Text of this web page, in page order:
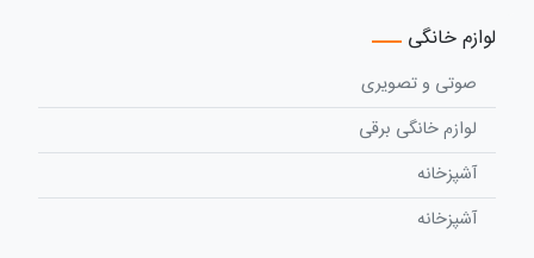
لوازم خانگی
صوتی و تصویری
لوازم خانگی برقی
آشپزخانه
آشپزخانه